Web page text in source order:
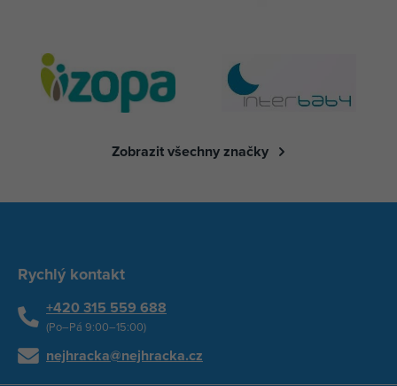
Zobrazit všechny značky
Rychlý kontakt
+420 315 559 688
(Po–Pá 9:00–15:00)
nejhracka@nejhracka.cz